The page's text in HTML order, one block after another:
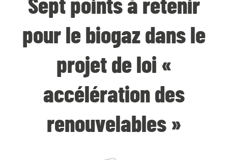
Sept points à retenir
pour le biogaz dans le
projet de loi «
accélération des
renouvelables »